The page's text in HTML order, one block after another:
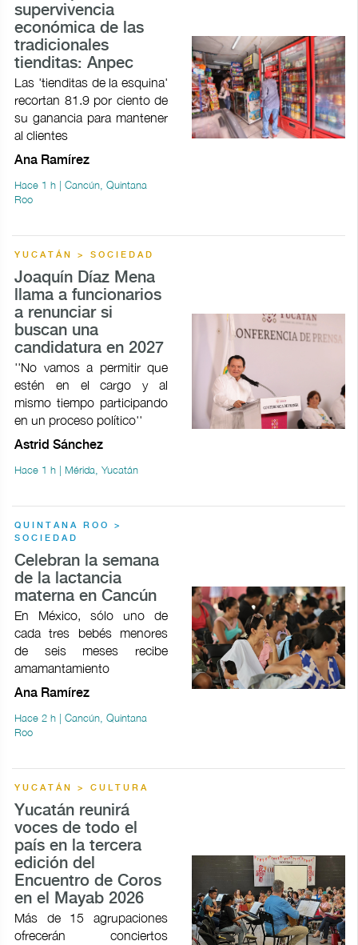
supervivencia
económica de las
tradicionales
tienditas: Anpec
Las 'tienditas de la esquina'
recortan 81.9 por ciento de
su ganancia para mantener
al clientes
Ana Ramírez
Hace 1 h | Cancún, Quintana
Roo
YUCATÁN > SOCIEDAD
Joaquín Díaz Mena
llama a funcionarios
a renunciar si
buscan una
candidatura en 2027
''No vamos a permitir que
estén en el cargo y al
mismo tiempo participando
en un proceso político''
Astrid Sánchez
Hace 1 h | Mérida, Yucatán
QUINTANA ROO >
SOCIEDAD
Celebran la semana
de la lactancia
materna en Cancún
En México, sólo uno de
cada tres bebés menores
de seis meses recibe
amamantamiento
Ana Ramírez
Hace 2 h | Cancún, Quintana
Roo
YUCATÁN > CULTURA
Yucatán reunirá
voces de todo el
país en la tercera
edición del
Encuentro de Coros
en el Mayab 2026
Más de 15 agrupaciones
ofrecerán conciertos